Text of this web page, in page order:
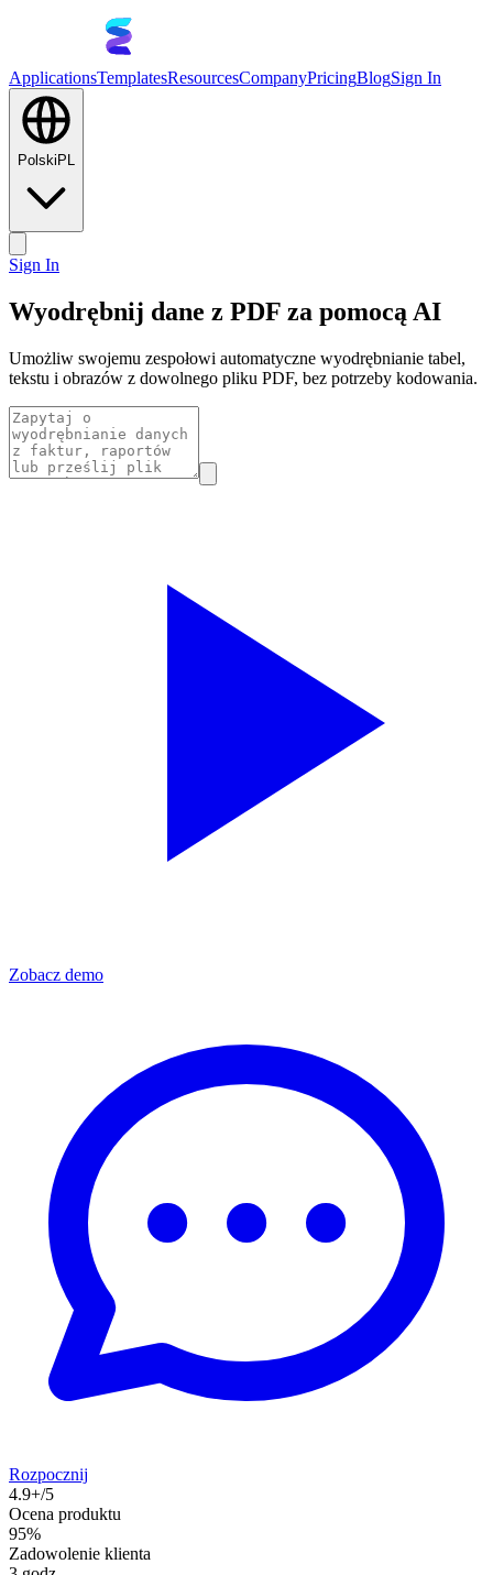
ApplicationsTemplatesResourcesCompanyPricingBlogSign In
Polski PL
Sign In
Wyodrębnij dane z PDF za pomocą AI
Umożliw swojemu zespołowi automatyczne wyodrębnianie tabel,
tekstu i obrazów z dowolnego pliku PDF, bez potrzeby kodowania.
Zobacz demo
Rozpocznij
4.9+/5
Ocena produktu
95%
Zadowolenie klienta